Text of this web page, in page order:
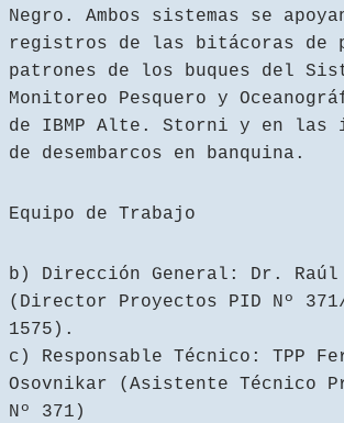
Negro. Ambos sistemas se
registros de las bitácoras de
patrones de los buques del
Monitoreo Pesquero y
de IBMP Alte. Storni y en las
de desembarcos en banquina.
Equipo de Trabajo
b) Dirección General: Dr. Raúl
(Director Proyectos PID Nº 371/
1575).
c) Responsable Técnico: TPP
Osovnikar (Asistente Técnico
Nº 371)